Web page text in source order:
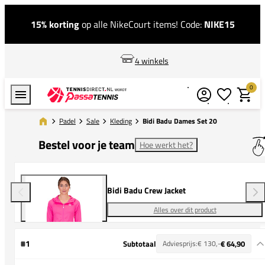
15% kortingop alle NikeCourt items! Code: NIKE15
4 winkels
0
Padel Sale Kleding Bidi Badu Dames Set 20
Bestel voor je team Hoe werkt het?
Bidi Badu Crew Jacket
Alles over dit product
#1 Subtotaal Adviesprijs:€ 130,-€ 64,90